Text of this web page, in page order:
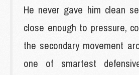
He never gave him clean
close enough to pressure,
the secondary movement
one of smartest